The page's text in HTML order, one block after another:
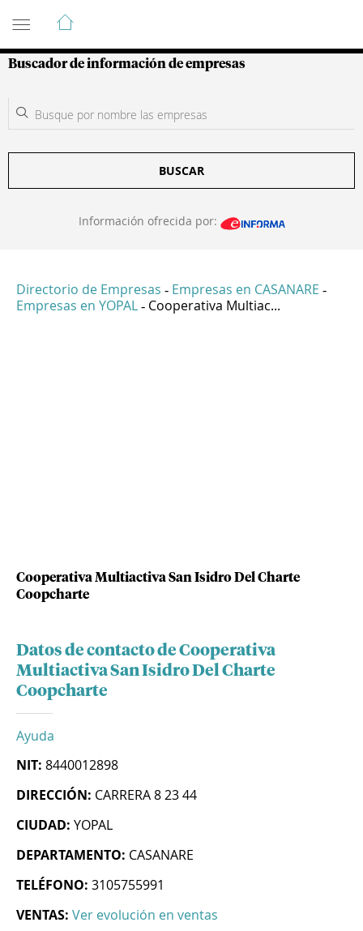
Guía de Empresas Colombianas
Buscador de información de empresas
BUSCAR
Información ofrecida por:
Directorio de Empresas - Empresas en CASANARE -
Empresas en YOPAL - Cooperativa Multiac...
Cooperativa Multiactiva San Isidro Del Charte
Coopcharte
Datos de contacto de Cooperativa
Multiactiva San Isidro Del Charte
Coopcharte
Ayuda
NIT: 8440012898
DIRECCIÓN: CARRERA 8 23 44
CIUDAD: YOPAL
DEPARTAMENTO: CASANARE
TELÉFONO: 3105755991
VENTAS: Ver evolución en ventas